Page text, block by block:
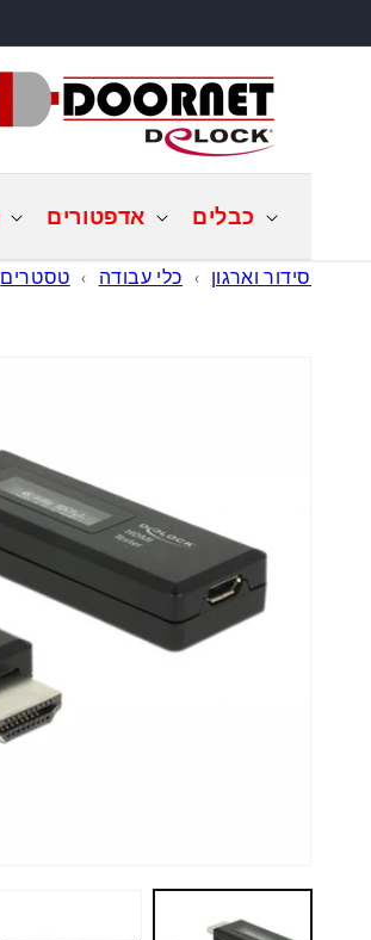
כבלים אדפטורים
סידור וארגון › כלי עבודה › טסטרים